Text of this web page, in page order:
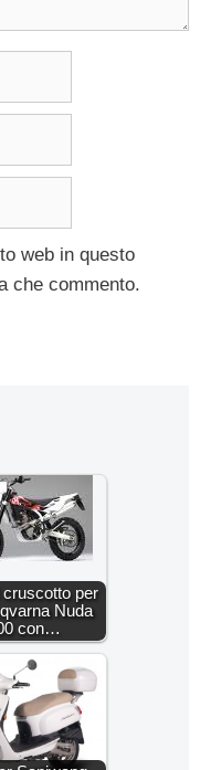
web in questo
che commento.
cruscotto per
Nuda
con…